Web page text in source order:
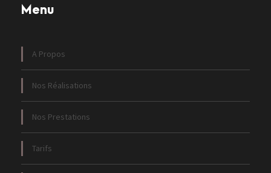
Menu
A Propos
Nos Réalisations
Nos Prestations
Tarifs